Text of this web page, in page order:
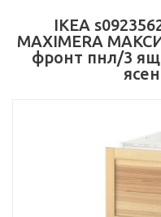
IKEA
MAXIMERA
фронт пнл/3